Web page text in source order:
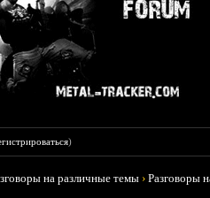
)
на различные темы ›Разговоры